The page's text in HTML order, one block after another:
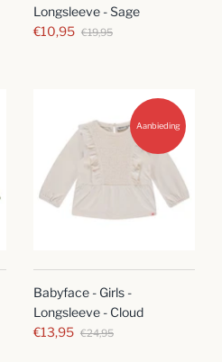
Longsleeve - Sage
€10,95 €19,95
Aanbieding
Babyface - Girls -
Longsleeve - Cloud
€13,95 €24,95